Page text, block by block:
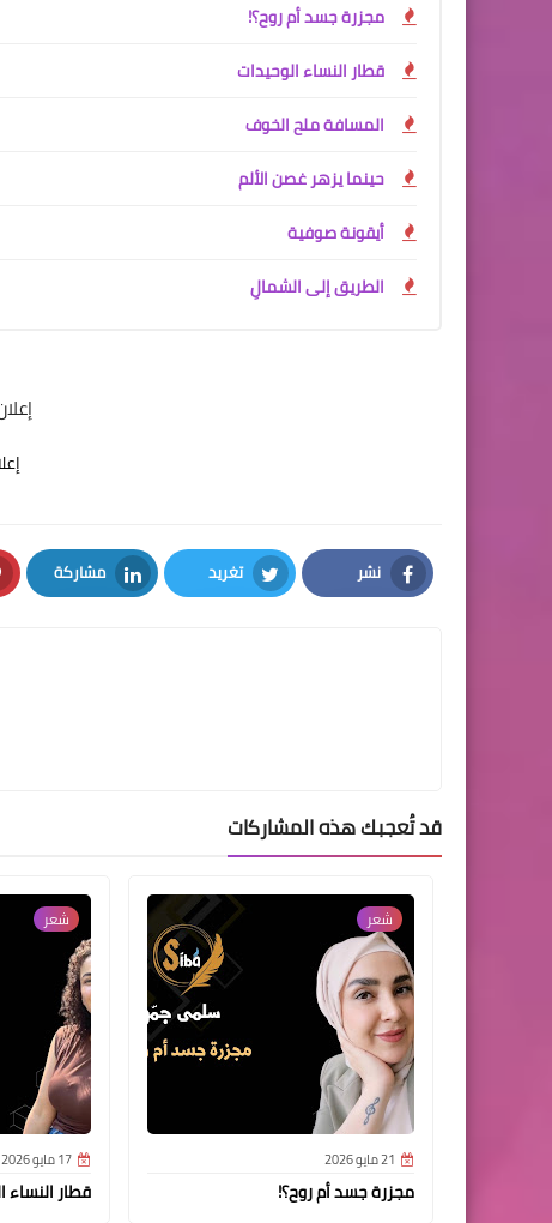
مجزرة جسد أم روح؟!
قطار النساء الوحيدات
المسافة ملح الخوف
حينما يزهر غصن الألم
أيقونة صوفية
الطريق إلى الشمالِ
نشر
Facebook
تغريد
Twitter
مشاركة
LinkedIn
قد تُعجبك هذه المشاركات
شعر
21 مايو 2026
مجزرة جسد أم روح؟!
شعر
17 مايو 2026
قطار النساء